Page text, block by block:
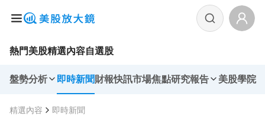
熱門美股精選內容自選股
盤勢分析 即時新聞財報快訊市場焦點研究報告 美股學院
精選內容 即時新聞